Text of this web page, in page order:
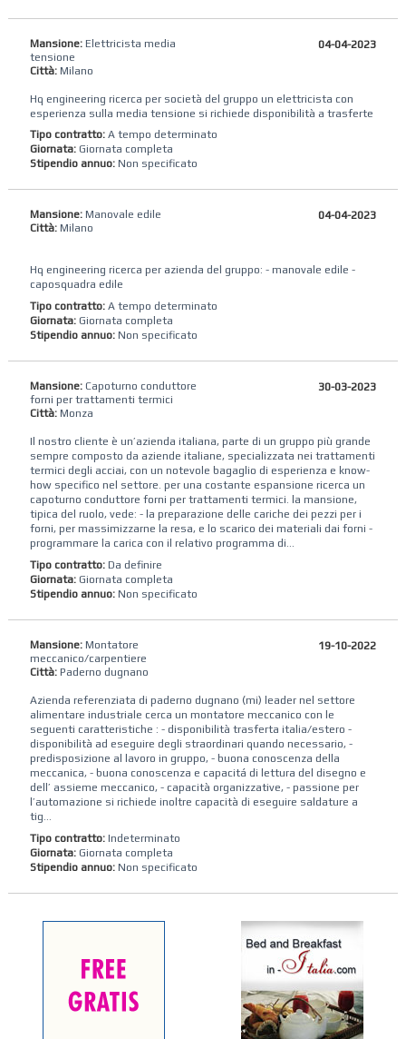
Mansione:Elettricista media
tensione
Città:Milano
04-04-2023
Hq engineering ricerca per società del gruppo un elettricista con
esperienza sulla media tensione si richiede disponibilità a trasferte
Tipo contratto:A tempo determinato
Giornata: Giornata completa
Stipendio annuo: Non specificato
Mansione:Manovale edile
Città:Milano
04-04-2023
Hq engineering ricerca per azienda del gruppo: - manovale edile -
caposquadra edile
Tipo contratto:A tempo determinato
Giornata: Giornata completa
Stipendio annuo: Non specificato
Mansione:Capoturno conduttore
forni per trattamenti termici
Città:Monza
30-03-2023
Il nostro cliente è un’azienda italiana, parte di un gruppo più grande
sempre composto da aziende italiane, specializzata nei trattamenti
termici degli acciai, con un notevole bagaglio di esperienza e know-
how specifico nel settore. per una costante espansione ricerca un
capoturno conduttore forni per trattamenti termici. la mansione,
tipica del ruolo, vede: - la preparazione delle cariche dei pezzi per i
forni, per massimizzarne la resa, e lo scarico dei materiali dai forni -
programmare la carica con il relativo programma di...
Tipo contratto:Da definire
Giornata: Giornata completa
Stipendio annuo: Non specificato
Mansione:Montatore
meccanico/carpentiere
Città:Paderno dugnano
19-10-2022
Azienda referenziata di paderno dugnano (mi) leader nel settore
alimentare industriale cerca un montatore meccanico con le
seguenti caratteristiche : - disponibilità trasferta italia/estero -
disponibilità ad eseguire degli straordinari quando necessario, -
predisposizione al lavoro in gruppo, - buona conoscenza della
meccanica, - buona conoscenza e capacitá di lettura del disegno e
dell’ assieme meccanico, - capacità organizzative, - passione per
l’automazione si richiede inoltre capacità di eseguire saldature a
tig...
Tipo contratto:Indeterminato
Giornata: Giornata completa
Stipendio annuo: Non specificato